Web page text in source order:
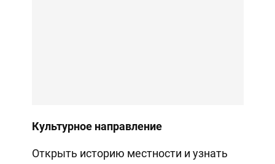
Культурное направление
Открыть историю местности и узнать